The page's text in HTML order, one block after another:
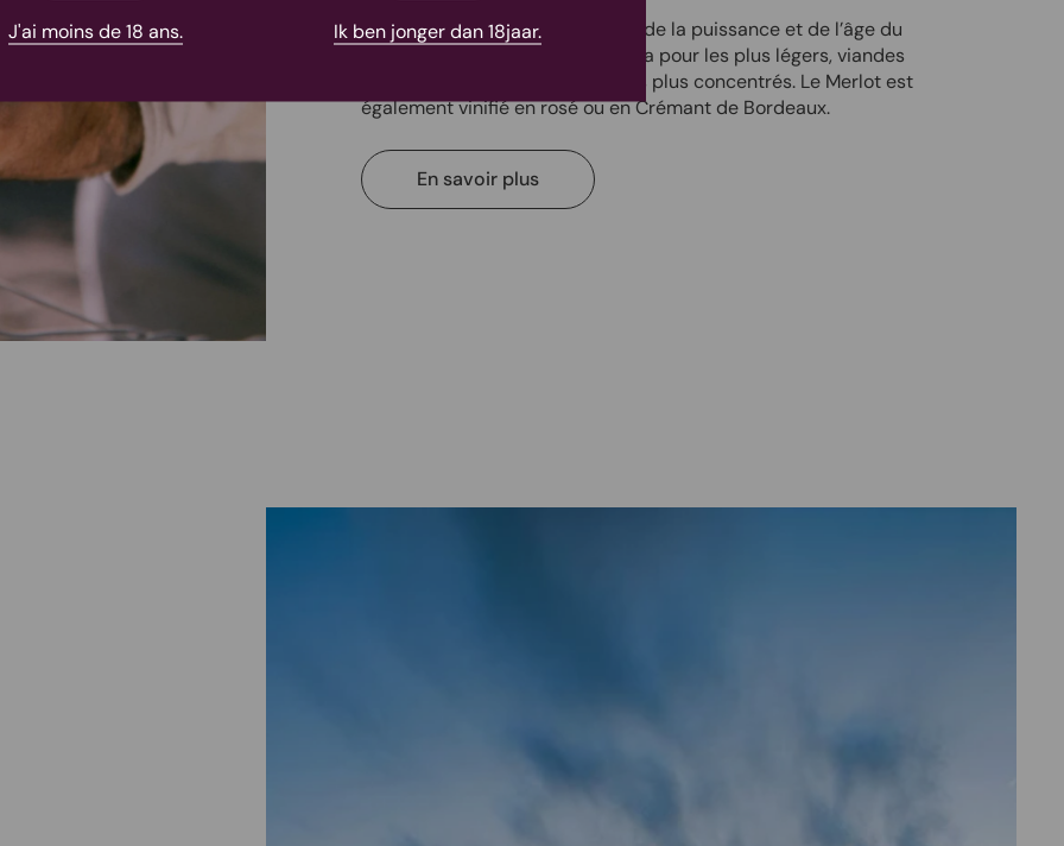
J'ai moins de 18 ans. Ik ben jonger dan 18jaar.
Le choix de votre plat dépendra de la puissance et de l’âge du
vin choisi: pâtes, grillades et pizza pour les plus légers, viandes
rouges et gibier à plume pour les plus concentrés. Le Merlot est
également vinifié en rosé ou en Crémant de Bordeaux.
En savoir plus